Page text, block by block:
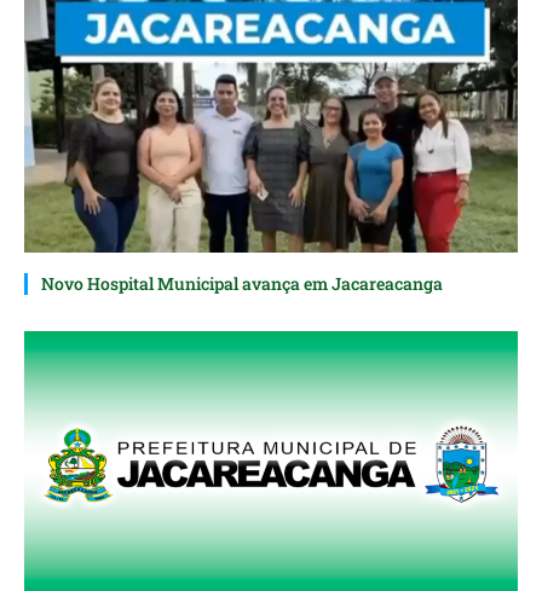
Novo Hospital Municipal avança em Jacareacanga